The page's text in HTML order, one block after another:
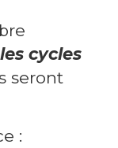
cycles
seront
: